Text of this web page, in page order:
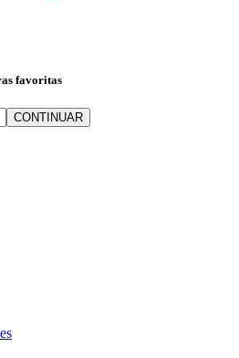
favoritas
CONTINUAR